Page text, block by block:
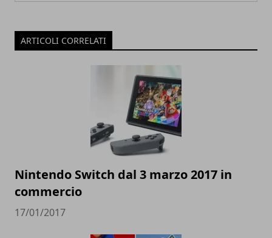
ARTICOLI CORRELATI
Nintendo Switch dal 3 marzo 2017 in
commercio
17/01/2017